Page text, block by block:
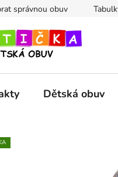
správnou obuv
Dětská obuv